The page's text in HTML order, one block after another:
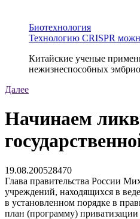
Биотехнология
Технологию CRISPR
Китайские ученые
нежизнеспособных
Далее
Начинаем
19.08.200528470
Глава правительства России
учреждений, находящихся в
в установленном порядке в
план (программу) приватизации